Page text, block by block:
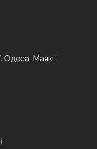
Одеса, Маякі